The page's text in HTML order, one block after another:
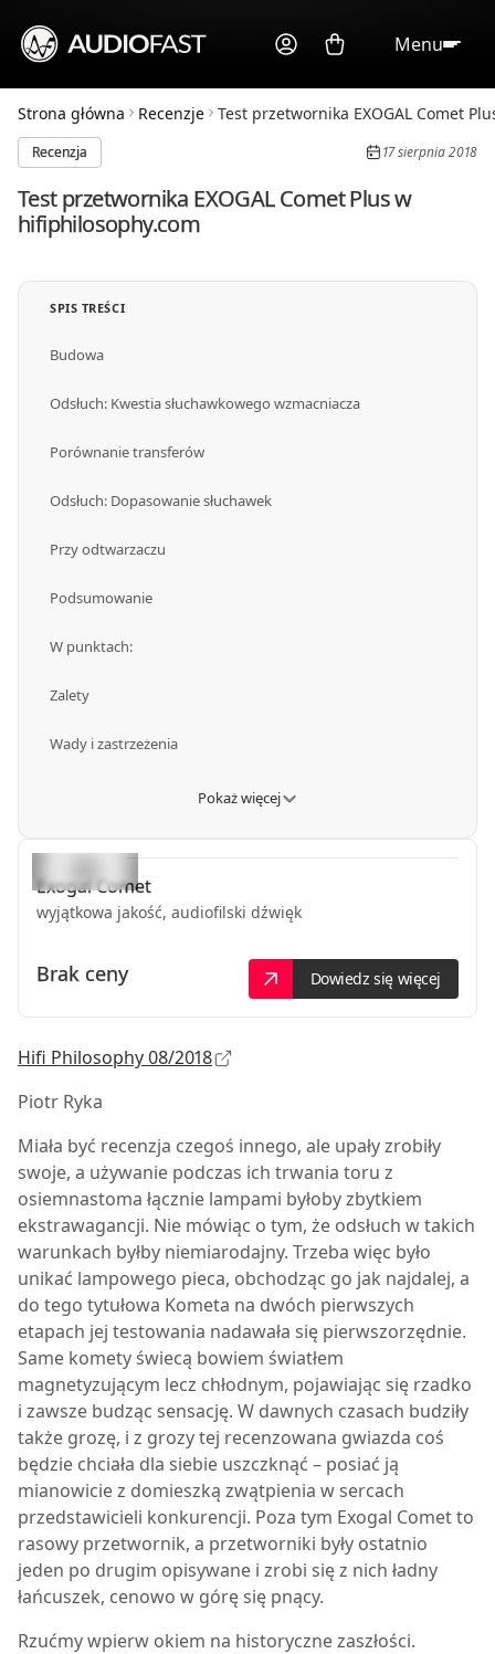
Menu
Strona główna Recenzje Test przetwornika EXOGAL Comet
SPIS TREŚCI
Budowa
Odsłuch: Kwestia słuchawkowego wzmacniacza
Porównanie transferów
Odsłuch: Dopasowanie słuchawek
Przy odtwarzaczu
Podsumowanie
W punktach:
Zalety
Wady i zastrzeżenia
Pokaż więcej
ExogalComet
wyjątkowa jakość, audiofilski dźwięk
Brak ceny Dowiedz się więcej
Recenzja 17 sierpnia 2018
Test przetwornika EXOGAL Comet Plus w
hifiphilosophy.com
Hifi Philosophy 08/2018
Piotr Ryka
Miała być recenzja czegoś innego, ale upały zrobiły
swoje, a używanie podczas ich trwania toru z
osiemnastoma łącznie lampami byłoby zbytkiem
ekstrawagancji. Nie mówiąc o tym, że odsłuch w takich
warunkach byłby niemiarodajny. Trzeba więc było
unikać lampowego pieca, obchodząc go jak najdalej, a
do tego tytułowa Kometa na dwóch pierwszych
etapach jej testowania nadawała się pierwszorzędnie.
Same komety świecą bowiem światłem
magnetyzującym lecz chłodnym, pojawiając się rzadko
i zawsze budząc sensację. W dawnych czasach budziły
także grozę, i z grozy tej recenzowana gwiazda coś
będzie chciała dla siebie uszczknąć – posiać ją
mianowicie z domieszką zwątpienia w sercach
przedstawicieli konkurencji. Poza tym Exogal Comet to
rasowy przetwornik, a przetworniki były ostatnio
jeden po drugim opisywane i zrobi się z nich ładny
łańcuszek, cenowo w górę się pnący.
Rzućmy wpierw okiem na historyczne zaszłości.